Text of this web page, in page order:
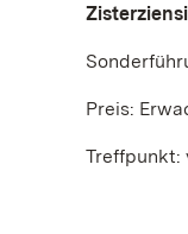
Preis:
Treffpunkt: